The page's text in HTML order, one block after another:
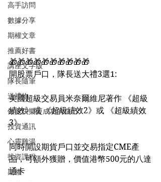
高手訪問
數據分享
期權文章
推薦好書
講座文字版
隊長隨筆
送禮物
做更快樂更成功的自己
投資通訊
心靈雞湯
投資課程
期權
🎁🎁🎁🎁🎁🎁🎁🎁🎁🎁
開股票戶口，隊長送大禮3選1:
美國超級交易員米奈爾維尼著作 《超級
績效》或 《超級績效2》或 《超級績效
3》
同時開設期貨戶口並交易指定CME產
品，可額外獲贈，價值港幣500元的八達
通卡